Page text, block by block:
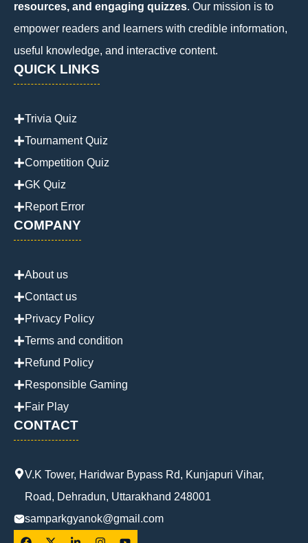
resources, and engaging quizzes. Our mission is to
empower readers and learners with credible information,
useful knowledge, and interactive content.
QUICK LINKS
Trivia Quiz
Tournament Quiz
Competition Quiz
GK Quiz
Report Error
COMPANY
About us
Contact us
Privacy Policy
Terms and condition
Refund Policy
Responsible Gaming
Fair Play
CONTACT
V.K Tower, Haridwar Bypass Rd, Kunjapuri Vihar,
Road, Dehradun, Uttarakhand 248001
samparkgyanok@gmail.com